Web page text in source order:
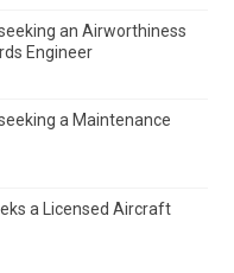
an Airworthiness
Engineer
a Maintenance
a Licensed Aircraft